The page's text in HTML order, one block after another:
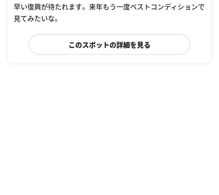
早い復興が待たれます。 来年もう一度ベストコンディションで
見てみたいな。
このスポットの詳細を見る